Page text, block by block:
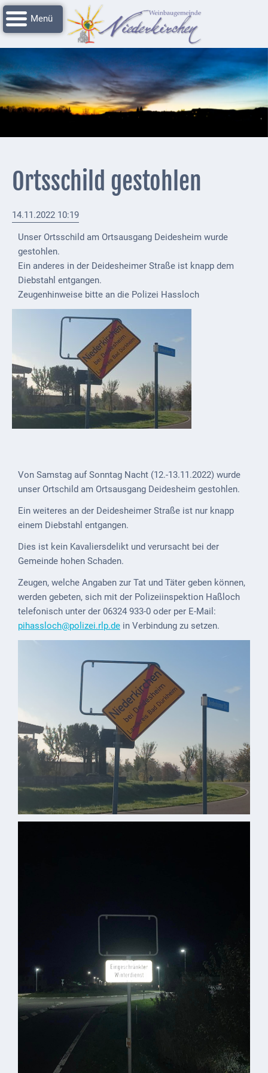
Navigation
überspringen
Startseite
Grussworte
Rathaus
Unser
Niederkirchen
Impressionen
Nachrichtenarchiv
Deidesheim
Polizei +
Feuerwehrmeldungen
Externe
Behörden
Gottesdienste
Infrastruktur
und
Versorgung
Baumaßnahmen
Abfallentsorgung
Breitbandausbau/
Telekommunikation
Post
Mobilität
Wasser-
und
Abwasser
Defibrillatoren
Katastrophenschutz
Notfallnummern
bei
Social
Media
Downloads
Geplante
Regionalbahn
Teilung
Gemarkungen
Ortsschild gestohlen
14.11.2022 10:19
Unser Ortsschild am Ortsausgang Deidesheim wurde
gestohlen.
Ein anderes in der Deidesheimer Straße ist knapp dem
Diebstahl entgangen.
Zeugenhinweise bitte an die Polizei Hassloch
Von Samstag auf Sonntag Nacht (12.-13.11.2022) wurde
unser Ortschild am Ortsausgang Deidesheim gestohlen.
Ein weiteres an der Deidesheimer Straße ist nur knapp
einem Diebstahl entgangen.
Dies ist kein Kavaliersdelikt und verursacht bei der
Gemeinde hohen Schaden.
Zeugen, welche Angaben zur Tat und Täter geben können,
werden gebeten, sich mit der Polizeiinspektion Haßloch
telefonisch unter der 06324 933-0 oder per E-Mail:
pihassloch@polizei.rlp.de in Verbindung zu setzen.